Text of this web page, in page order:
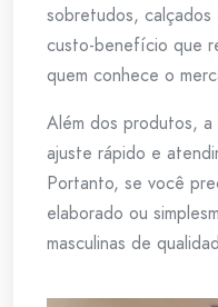
sobretudos,
custo-benefício que
quem conhece o
Além dos produtos,
ajuste rápido e
Portanto, se você
elaborado ou
masculinas de